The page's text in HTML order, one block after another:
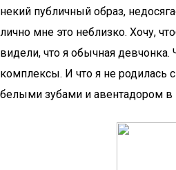
некий публичный образ,
лично мне это неблизко. Хочу,
видели, что я обычная
комплексы. И что я не родилась
белыми зубами и авентадором в